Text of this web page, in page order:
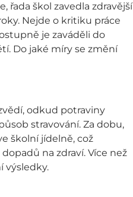
řada škol zavedla zdravější
Nejde o kritiku práce
je zaváděli do
Do jaké míry se změní
odkud potraviny
stravování. Za dobu,
školní jídelně, což
na zdraví. Více než
výsledky.